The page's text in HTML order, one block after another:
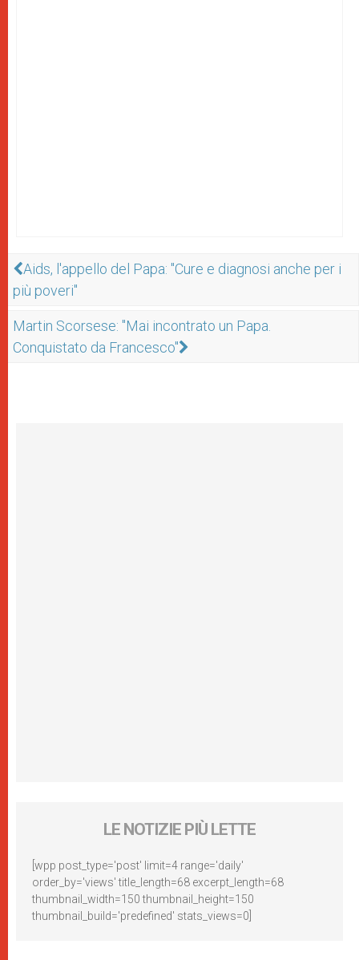
Aids, l'appello del Papa: "Cure e diagnosi anche per i
più poveri"
Martin Scorsese: "Mai incontrato un Papa.
Conquistato da Francesco"
LE NOTIZIE PIÙ LETTE
[wpp post_type='post' limit=4 range='daily'
order_by='views' title_length=68 excerpt_length=68
thumbnail_width=150 thumbnail_height=150
thumbnail_build='predefined' stats_views=0]